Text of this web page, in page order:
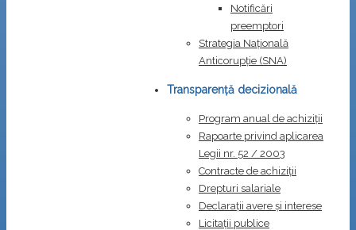
Notificări
preemptori
Strategia Naţională
Anticorupţie (SNA)
Transparență decizională
Program anual de achiziții
Rapoarte privind aplicarea
Legii nr. 52 / 2003
Contracte de achiziții
Drepturi salariale
Declarații avere și interese
Licitații publice